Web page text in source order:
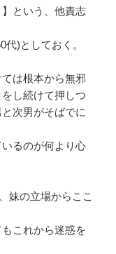
】という、他責志
)としておく。
は根本から無邪
し続けて押しつ
次男がそばでに
いるのが何より心
妹の立場からここ
これから迷惑を